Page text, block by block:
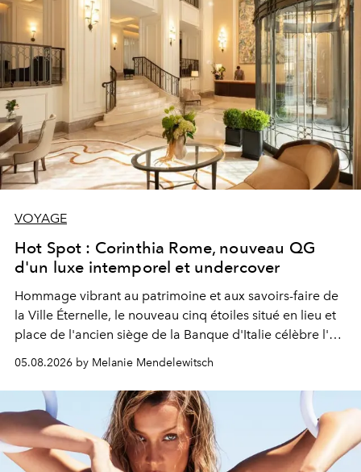
VOYAGE
Hot Spot : Corinthia Rome, nouveau QG
d'un luxe intemporel et undercover
Hommage vibrant au patrimoine et aux savoirs-faire de
la Ville Éternelle, le nouveau cinq étoiles situé en lieu et
place de l'ancien siège de la Banque d'Italie célèbre l'art
de vivre Romain dans toute son élégance intemporelle.
05.08.2026 by Melanie Mendelewitsch